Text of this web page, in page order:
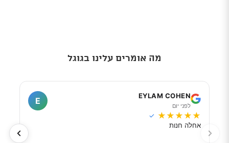
מה אומרים עלינו בגוגל
EYLAM COHEN
לפני יום
E
★
★
★
★
★
✓
אחלה חנות